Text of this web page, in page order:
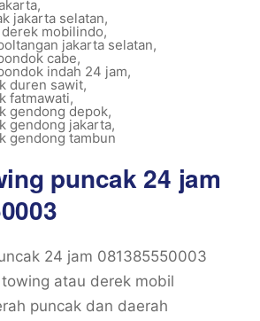
,
jakarta selatan,
mobilindo,
jakarta selatan,
cabe,
indah 24 jam,
duren sawit,
fatmawati,
gendong depok,
gendong jakarta,
gendong tambun
puncak 24 jam
24 jam 081385550003
atau derek mobil
puncak dan daerah